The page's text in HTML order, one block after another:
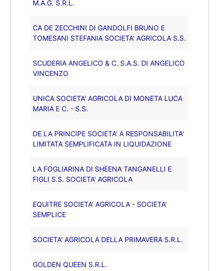
M.A.G. S.R.L.
CA DE ZECCHINI DI GANDOLFI BRUNO E
TOMESANI STEFANIA SOCIETA' AGRICOLA S.S.
SCUDERIA ANGELICO & C. S.A.S. DI ANGELICO
VINCENZO
UNICA SOCIETA' AGRICOLA DI MONETA LUCA
MARIA E C. - S.S.
DE LA PRINCIPE SOCIETA' A RESPONSABILITA'
LIMITATA SEMPLIFICATA IN LIQUIDAZIONE
LA FOGLIARINA DI SHEENA TANGANELLI E
FIGLI S.S. SOCIETA' AGRICOLA
EQUITRE SOCIETA' AGRICOLA - SOCIETA'
SEMPLICE
SOCIETA' AGRICOLA DELLA PRIMAVERA S.R.L.
GOLDEN QUEEN S.R.L.